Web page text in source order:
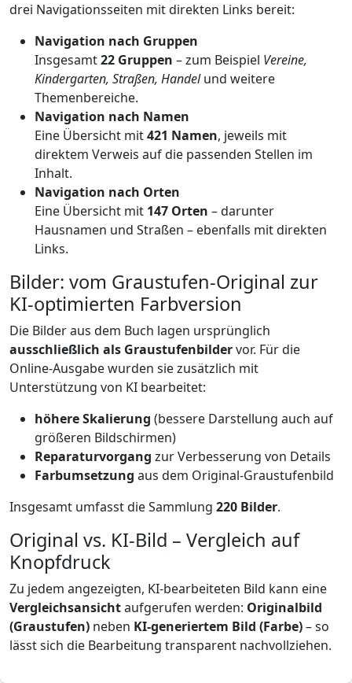
drei Navigationsseiten mit direkten Links bereit:
Navigation nach Gruppen
Insgesamt22 Gruppen – zum Beispiel Vereine,
Kindergarten, Straßen, Handelund weitere
Themenbereiche.
Navigation nach Namen
Eine Übersicht mit421 Namen, jeweils mit
direktem Verweis auf die passenden Stellen im
Inhalt.
Navigation nach Orten
Eine Übersicht mit 147 Orten – darunter
Hausnamen und Straßen – ebenfalls mit direkten
Links.
Bilder: vom Graustufen-Original zur
KI-optimierten Farbversion
Die Bilder aus dem Buch lagen ursprünglich
ausschließlich als Graustufenbildervor. Für die
Online-Ausgabe wurden sie zusätzlich mit
Unterstützung von KI bearbeitet:
höhere Skalierung (bessere Darstellung auch auf
größeren Bildschirmen)
Reparaturvorgang zur Verbesserung von Details
Farbumsetzung aus dem Original-Graustufenbild
Insgesamt umfasst die Sammlung 220 Bilder.
Original vs. KI-Bild – Vergleich auf
Knopfdruck
Zu jedem angezeigten, KI-bearbeiteten Bild kann eine
Vergleichsansichtaufgerufen werden: Originalbild
(Graustufen) neben KI-generiertem Bild (Farbe)– so
lässt sich die Bearbeitung transparent nachvollziehen.